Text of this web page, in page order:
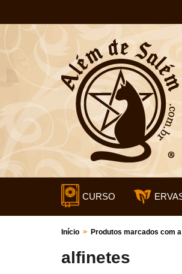
CURSO
Início > Produtos marcados com
alfinetes